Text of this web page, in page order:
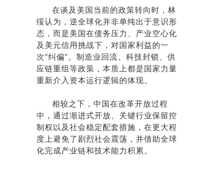
在谈及美国当前的政策转向时，林
绥认为，逆全球化并非单纯出于意识形
态，而是美国在债务压力、产业空心化
及美元信用挑战下，对国家利益的一
次“纠偏”。制造业回流、科技封锁、供
应链重组等政策，本质上都是国家力量
重新介入资本运行逻辑的体现。
相较之下，中国在改革开放过程
中，通过渐进式开放、关键行业保留控
制权以及社会稳定配套措施，在更大程
度上避免了剧烈社会震荡，并借助全球
化完成产业链和技术能力积累。